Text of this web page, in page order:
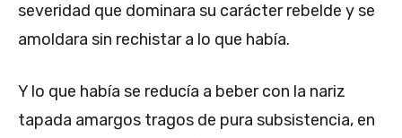
severidad que dominara su carácter rebelde y se
amoldara sin rechistar a lo que había.
Y lo que había se reducía a beber con la nariz
tapada amargos tragos de pura subsistencia, en